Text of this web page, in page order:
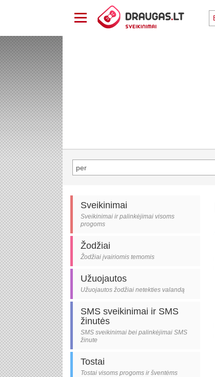
Sveikinimai
Sveikinimai ir palinkėjimai visoms
progoms
Žodžiai
Žodžiai įvairiomis temomis
Užuojautos
Užuojautos žodžiai netekties valandą
SMS sveikinimai ir SMS
žinutės
SMS sveikinimai bei palinkėjimai SMS
žinute
Tostai
Tostai visoms progoms ir šventėms